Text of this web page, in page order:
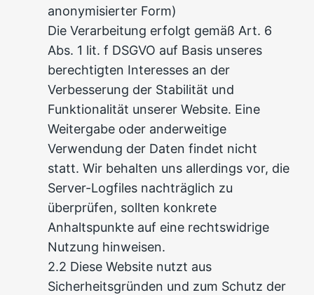
anonymisierter Form)
Die Verarbeitung erfolgt gemäß Art. 6
Abs. 1 lit. f DSGVO auf Basis unseres
berechtigten Interesses an der
Verbesserung der Stabilität und
Funktionalität unserer Website. Eine
Weitergabe oder anderweitige
Verwendung der Daten findet nicht
statt. Wir behalten uns allerdings vor, die
Server-Logfiles nachträglich zu
überprüfen, sollten konkrete
Anhaltspunkte auf eine rechtswidrige
Nutzung hinweisen.
2.2 Diese Website nutzt aus
Sicherheitsgründen und zum Schutz der